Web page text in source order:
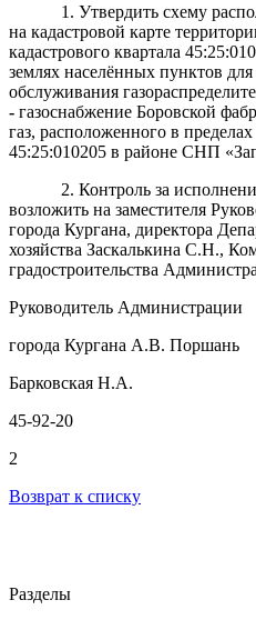
1. Утвердить схему
на кадастровой карте
кадастрового квартала
землях населённых пунктов
обслуживания
- газоснабжение Боровской
газ, расположенного в пределах
45:25:010205 в районе СНП
2. Контроль за
возложить на заместителя
города Кургана, директора
хозяйства Заскалькина С.Н.,
градостроительства
Руководитель Администрации
города Кургана А.В. Поршань
Барковская Н.А.
45-92-20
2
Возврат к списку
Разделы